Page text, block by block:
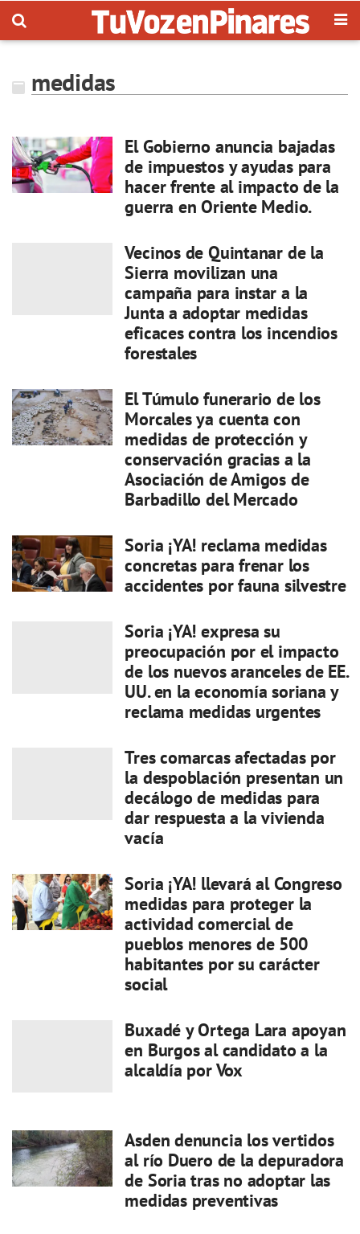
medidas
El Gobierno anuncia bajadas
de impuestos y ayudas para
hacer frente al impacto de la
guerra en Oriente Medio.
Vecinos de Quintanar de la
Sierra movilizan una
campaña para instar a la
Junta a adoptar medidas
eficaces contra los incendios
forestales
El Túmulo funerario de los
Morcales ya cuenta con
medidas de protección y
conservación gracias a la
Asociación de Amigos de
Barbadillo del Mercado
Soria ¡YA! reclama medidas
concretas para frenar los
accidentes por fauna silvestre
Soria ¡YA! expresa su
preocupación por el impacto
de los nuevos aranceles de EE.
UU. en la economía soriana y
reclama medidas urgentes
Tres comarcas afectadas por
la despoblación presentan un
decálogo de medidas para
dar respuesta a la vivienda
vacía
Soria ¡YA! llevará al Congreso
medidas para proteger la
actividad comercial de
pueblos menores de 500
habitantes por su carácter
social
Buxadé y Ortega Lara apoyan
en Burgos al candidato a la
alcaldía por Vox
Asden denuncia los vertidos
al río Duero de la depuradora
de Soria tras no adoptar las
medidas preventivas